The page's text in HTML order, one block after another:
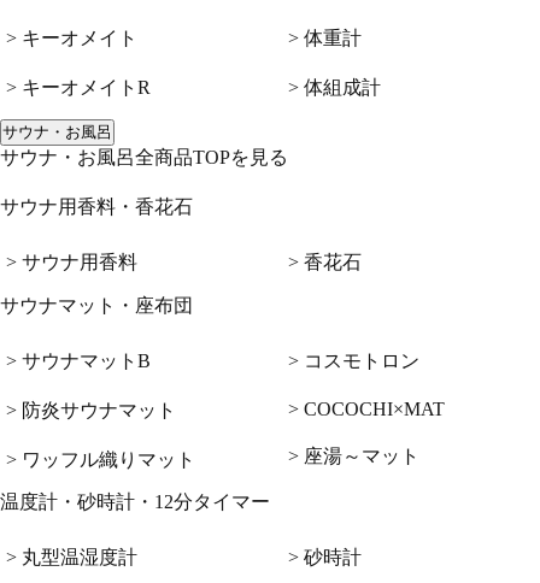
> キーオメイト
> キーオメイトR
> 体重計
> 体組成計
サウナ・お風呂
サウナ・お風呂全商品TOPを見る
サウナ用香料・香花石
> サウナ用香料 > 香花石
サウナマット・座布団
> サウナマットB
> 防炎サウナマット
> ワッフル織りマット
> コスモトロン
> COCOCHI×MAT
> 座湯～マット
温度計・砂時計・12分タイマー
> 丸型温湿度計 > 砂時計